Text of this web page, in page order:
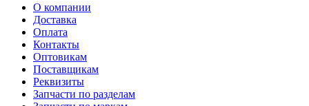
О компании
Доставка
Оплата
Контакты
Оптовикам
Поставщикам
Реквизиты
Запчасти по разделам